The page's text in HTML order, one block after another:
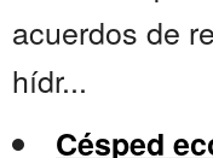
acuerdos de
hídr...
Césped